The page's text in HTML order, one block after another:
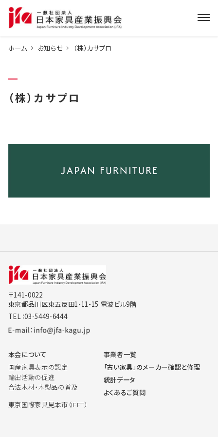
ホーム お知らせ （株）カサプロ
（株）カサプロ
〒141-0022
東京都品川区東五反田1-11-15 電波ビル9階
TEL：03-5449-6444
本会について
国産家具表示の認定
輸出活動の促進
合法木材・木製品の普及
東京国際家具見本市（IFFT）
事業者一覧
「古い家具」のメーカー確認と修理
統計データ
よくあるご質問